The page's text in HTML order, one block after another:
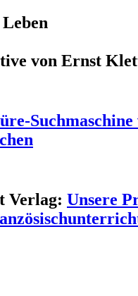
von Ernst
Verlag: Unsere